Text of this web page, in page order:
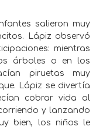
salieron muy
Lápiz observó
mientras
árboles o en los
piruetas muy
Lápiz se divertía
cobrar vida al
y lanzando
bien, los niños le